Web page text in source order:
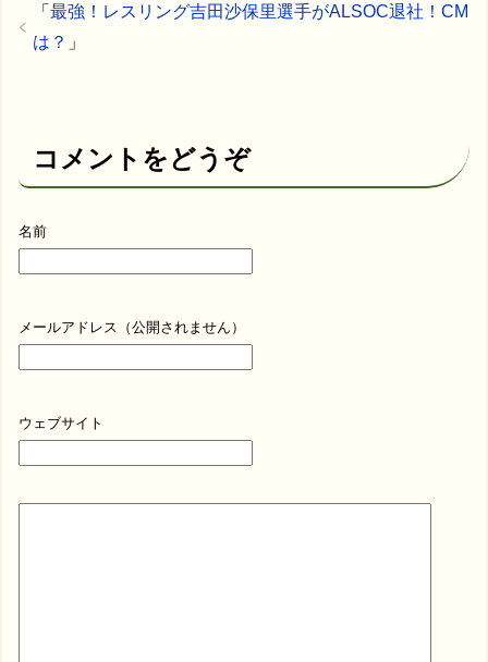
「 最強！レスリング吉田沙保里選手がALSOC退社！CM
は？ 」
コメントをどうぞ
名前
メールアドレス（公開されません）
ウェブサイト